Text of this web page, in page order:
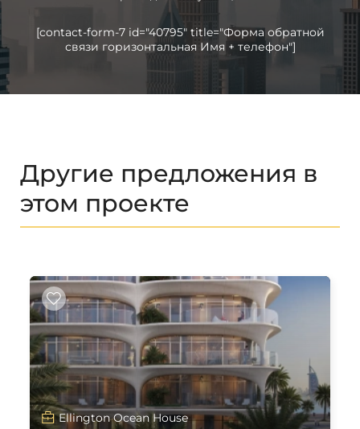
[contact-form-7 id="40795" title="Форма обратной
связи горизонтальная Имя + телефон"]
Другие предложения в
этом проекте
Ellington Ocean House